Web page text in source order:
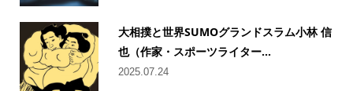
大相撲と世界SUMOグランドスラム小林 信
也（作家・スポーツライター...
2025.07.24